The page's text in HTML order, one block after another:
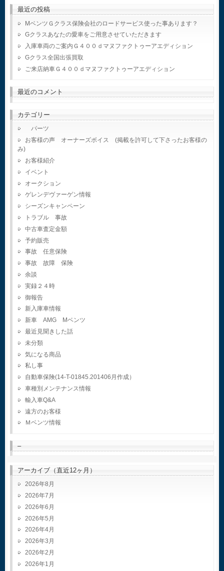
最近の投稿
MベンツＧクラス保険会社のロードサービス使った事あります？
Gクラスあなたの愛車をご用意させていただきます
入庫車両のご案内Ｇ４００ｄマヌファクトゥーアエディション
Gクラス全国出張買取
ご来店納車Ｇ４００ｄマヌファクトゥーアエディション
最近のコメント
カテゴリー
パーツ
お客様の声 オーナーズボイス (掲載を許可して下さったお客様の
み)
お客様紹介
イベント
オークション
ゲレンデヴァーゲン情報
シーズンキャンペーン
トラブル 事故
中古車査定金額
予約販売
事故 任意保険
事故 故障 保険
余談
実録２４時
御報告
新入庫車情報
新車 AMG Mベンツ
最近見聞きした話
未分類
気になる商品
私し事
自動車保険(14-T-01845.201406月作成）
車種別メンテナンス情報
輸入車Q&A
遠方のお客様
Ｍベンツ情報
–
アーカイブ（直近12ヶ月）
2026年8月
2026年7月
2026年6月
2026年5月
2026年4月
2026年3月
2026年2月
2026年1月